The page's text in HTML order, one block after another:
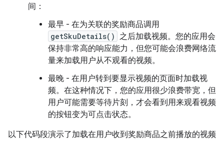
间：
最早 - 在为关联的奖励商品调用
getSkuDetails() 之后加载视频。您的应用会
保持非常高的响应能力，但您可能会浪费网络流
量来加载用户从不观看的视频。
最晚 - 在用户转到要显示视频的页面时加载视
频。在这种情况下，您的应用很少浪费带宽，但
用户可能需要等待片刻，才会看到用来观看视频
的按钮变为可点击状态。
以下代码段演示了加载在用户收到奖励商品之前播放的视频